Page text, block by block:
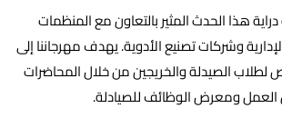
هذا الحدث المثير بالتعاون مع المنظمات
وشركات تصنيع الأدوية. يهدف مهرجاننا إلى
لطلاب الصيدلة والخريجين من خلال المحاضرات
ومعرض الوظائف للصيادلة.